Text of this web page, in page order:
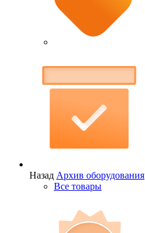
Назад Архив оборудования
Все товары